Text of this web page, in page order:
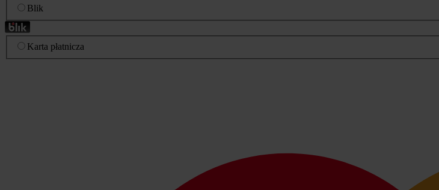
Blik
Karta płatnicza